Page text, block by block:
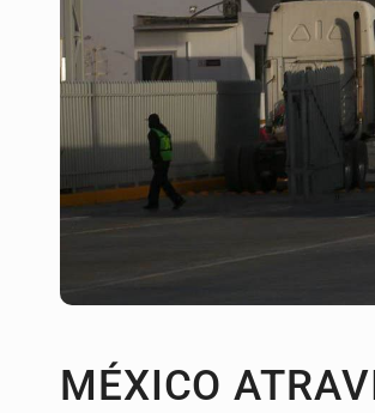
Belinda se
MÉXICO